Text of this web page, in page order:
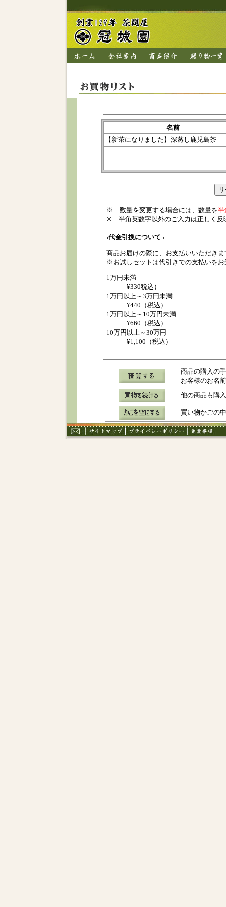
名前
【新茶になりました】深蒸し鹿児島茶
※ 数量を変更する場合には、数量を半
※ 半角英数字以外のご入力は正しく反
‹代金引換について ›
商品お届けの際に、お支払いいただき
※お試しセットは代引きでの支払いを
1万円未満
¥330税込）
1万円以上～3万円未満
¥440（税込）
1万円以上～10万円未満
¥660（税込）
10万円以上～30万円
¥1,100（税込）
商品の購入の
お客様のお名
他の商品も購
買い物かごの